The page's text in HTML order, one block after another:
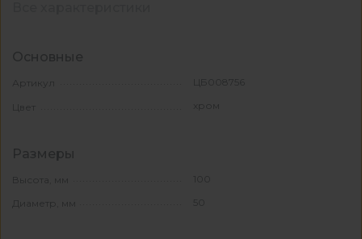
Основные
Артикул ЦБ008756
Цвет хром
Размеры
Высота, мм 100
Диаметр, мм 50